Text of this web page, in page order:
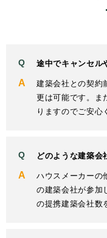
途中でキャンセル
建築会社との契約
更は可能です。ま
りますのでご安心
どのような建築会
ハウスメーカーの
の建築会社が参加
の提携建築会社数